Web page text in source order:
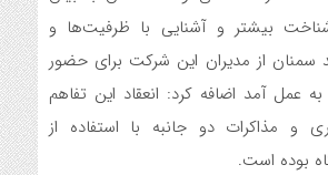
بیشتر و آشنایی با ظرفیت‌ها و
سمنان از مدیران این شرکت برای حضور
عمل آمد اضافه کرد: انعقاد این تفاهم
و مذاکرات دو جانبه با استفاده از
بوده است.